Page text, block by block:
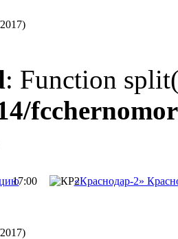
: Function
17:00
«Краснодар-2»